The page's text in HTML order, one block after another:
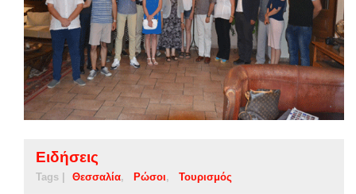
Ειδήσεις
Tags | Θεσσαλία Ρώσοι Τουρισμός